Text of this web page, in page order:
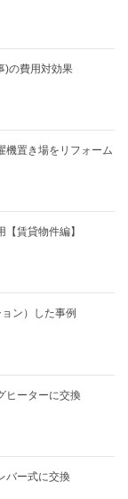
)の費用対効果
機置き場をリフォーム
賃貸物件編】
ン）した事例
ヒーターに交換
バー式に交換